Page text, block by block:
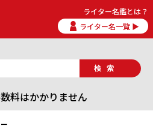
ライター名鑑とは？
ライター名一覧 ▶
検索
料はかかりません